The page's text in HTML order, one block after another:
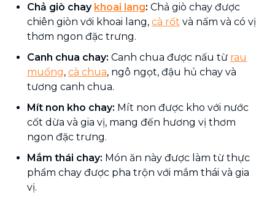
Chả giò chay khoai lang: Chả giò chay được
chiên giòn với khoai lang, cà rốt và nấm và có vị
thơm ngon đặc trưng.
Canh chua chay: Canh chua được nấu từ rau
muống, cà chua, ngô ngọt, đậu hủ chay và
tương canh chua.
Mít non kho chay: Mít non được kho với nước
cốt dừa và gia vị, mang đến hương vị thơm
ngon đặc trưng.
Mắm thái chay: Món ăn này được làm từ thực
phẩm chay được pha trộn với mắm thái và gia
vị.